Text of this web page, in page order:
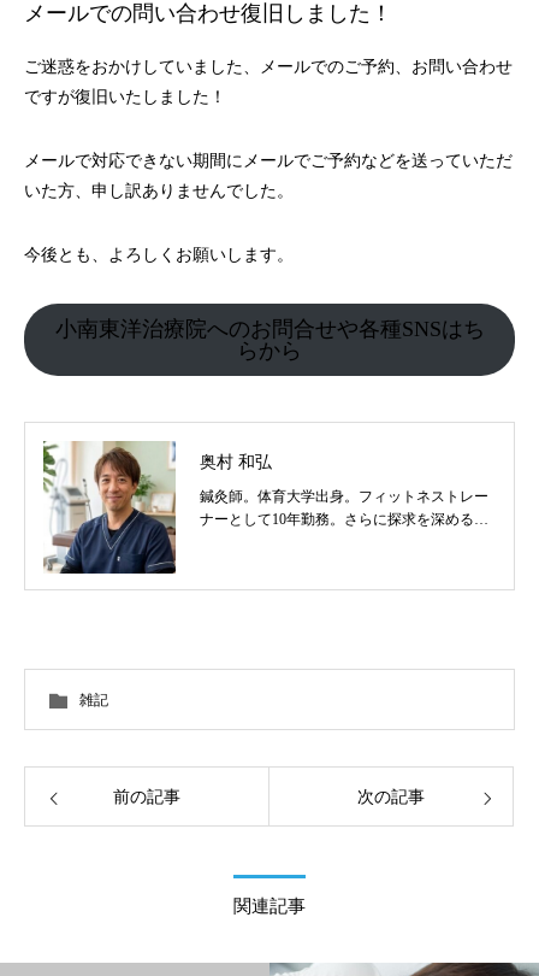
メールでの問い合わせ復旧しました！
ご迷惑をおかけしていました、メールでのご予約、お問い合わせ
ですが復旧いたしました！
メールで対応できない期間にメールでご予約などを送っていただ
いた方、申し訳ありませんでした。
今後とも、よろしくお願いします。
小南東洋治療院へのお問合せや各種SNSはち
らから
奥村 和弘
鍼灸師。体育大学出身。フィットネストレー
ナーとして10年勤務。さらに探求を深めるべ
の他顔鍼など様々な症状の施術に日々、奔走
雑記
前の記事 次の記事
関連記事